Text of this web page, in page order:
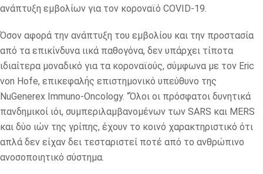
ανάπτυξη εμβολίων για τον κοροναϊό COVID-19.
Όσον αφορά την ανάπτυξη του εμβολίου και την προστασία
από τα επικίνδυνα ιικά παθογόνα, δεν υπάρχει τίποτα
ιδιαίτερα μοναδικό για τα κοροναϊούς, σύμφωνα με τον Eric
von Hofe, επικεφαλής επιστημονικό υπεύθυνο της
NuGenerex Immuno-Oncology. “Όλοι οι πρόσφατοι δυνητικά
πανδημικοί ιόι, συμπεριλαμβανομένων των SARS και MERS
και δύο ιών της γρίπης, έχουν το κοινό χαρακτηριστικό ότι
απλά δεν είχαν δει τεσταριστεί ποτέ από το ανθρώπινο
ανοσοποιητικό σύστημα.